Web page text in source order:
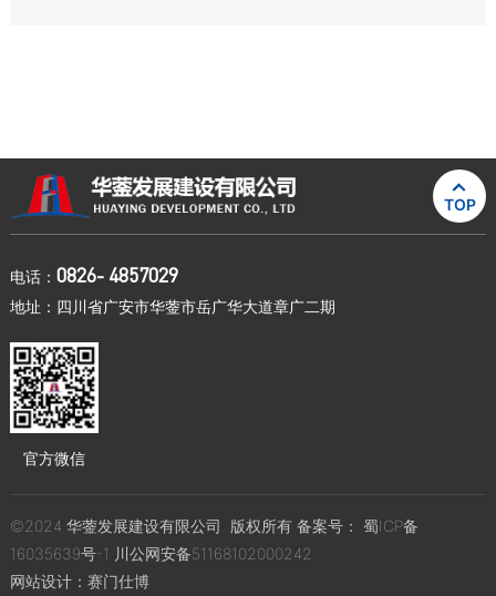

TOP
电话： 0826- 4857029
地址：四川省广安市华蓥市岳广华大道章广二期
官方微信
©2024 华蓥发展建设有限公司. 版权所有 备案号： 蜀ICP备
16035639号-1 川公网安备51168102000242
网站设计： 赛门仕博